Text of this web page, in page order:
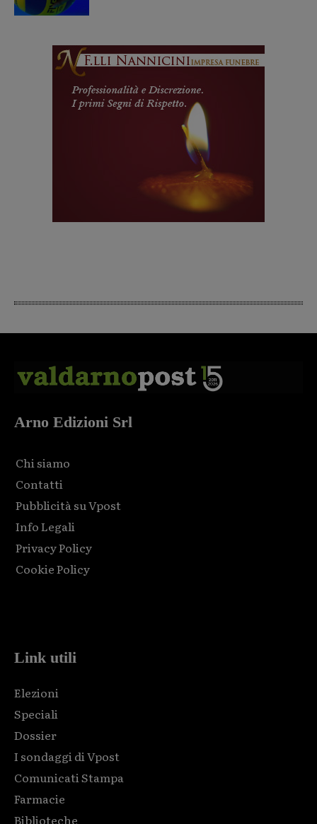
Arno Edizioni Srl
Chi siamo
Contatti
Pubblicità su Vpost
Info Legali
Privacy Policy
Cookie Policy
Link utili
Elezioni
Speciali
Dossier
I sondaggi di Vpost
Comunicati Stampa
Farmacie
Biblioteche